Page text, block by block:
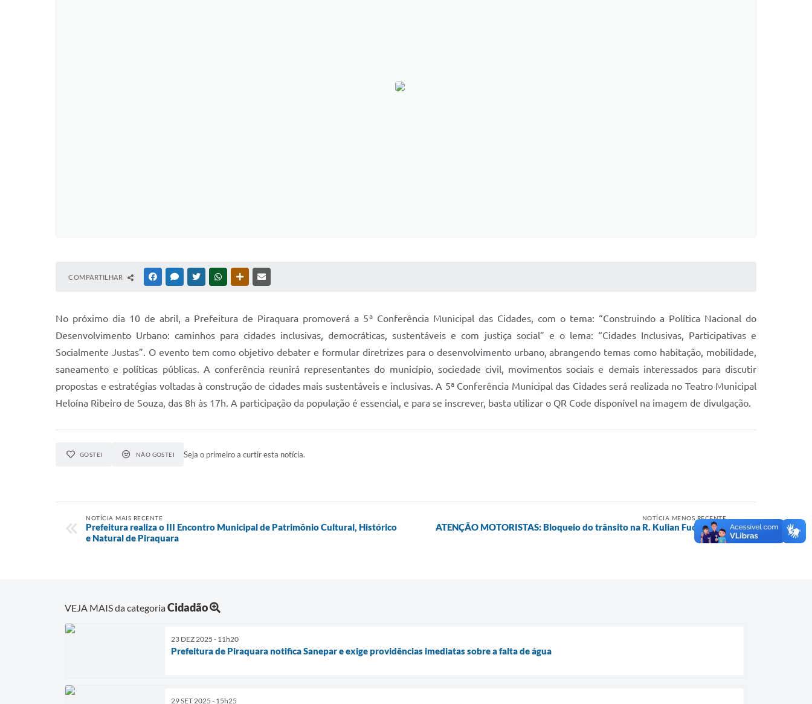
COMPARTILHAR FACEBOOKMESSENGER
TWITTERWHATSAPPOUTRAS MÍDIAS
No próximo dia 10 de abril, a Prefeitura de Piraquara promoverá a 5ª Conferência Municipal das Cidades, com o tema: “Construindo a Política Nacional do
Desenvolvimento Urbano: caminhos para cidades inclusivas, democráticas, sustentáveis e com justiça social” e o lema: “Cidades Inclusivas, Participativas e
Socialmente Justas”. O evento tem como objetivo debater e formular diretrizes para o desenvolvimento urbano, abrangendo temas como habitação, mobilidade,
saneamento e políticas públicas. A conferência reunirá representantes do município, sociedade civil, movimentos sociais e demais interessados para discutir
propostas e estratégias voltadas à construção de cidades mais sustentáveis e inclusivas. A 5ª Conferência Municipal das Cidades será realizada no Teatro Municipal
Heloína Ribeiro de Souza, das 8h às 17h. A participação da população é essencial, e para se inscrever, basta utilizar o QR Code disponível na imagem de divulgação.
GOSTEI NÃO GOSTEI Seja o primeiro a curtir esta notícia.
NOTÍCIA MAIS RECENTE
Prefeitura realiza o III Encontro Municipal de Patrimônio Cultural, Histórico
e Natural de Piraquara
NOTÍCIA MENOS RECENTE
ATENÇÃO MOTORISTAS: Bloqueio do trânsito na R. Kulian Fuck nesta
quarta
VEJA MAIS da categoriaCidadão
23 DEZ 2025 - 11h20
Prefeitura de Piraquara notifica Sanepar e exige providências imediatas sobre a falta de água
29 SET 2025 - 15h25